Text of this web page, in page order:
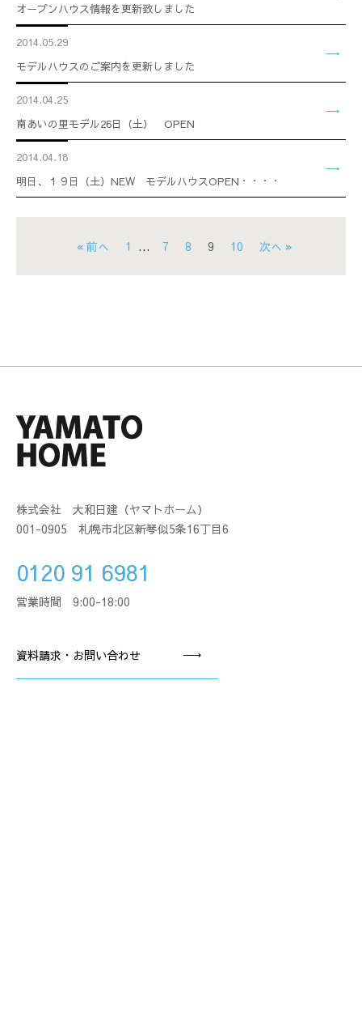
オープンハウス情報を更新致しました
2014.05.29
モデルハウスのご案内を更新しました
2014.04.25
南あいの里モデル26日（土） OPEN
2014.04.18
明日、１９日（土）NEW モデルハウスOPEN・・・・
« 前へ 1 … 7 8 9 10 次へ »
株式会社 大和日建（ヤマトホーム）
001-0905 札幌市北区新琴似5条16丁目6
0120 91 6981
営業時間 9:00-18:00
資料請求・お問い合わせ